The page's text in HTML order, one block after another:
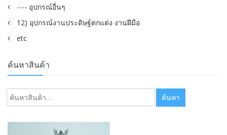
---- อุปกรณ์อื่นๆ
12) อุปกรณ์งานประดิษฐ์ตกแต่ง งานฝีมือ
etc
ค้นหาสินค้า
ค้นหา: ค้นหา